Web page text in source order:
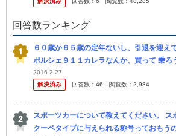
回答数ランキング
６０歳か６５歳の定年ないし、引退を迎え
ポルシェ９１１カレラなんか、買って 乗ろ
ますか？
2016.2.27
解決済み
回答数： 46 閲覧数： 2,984
スポーツカーについて教えてください。 ス
クーペタイプに与えられる称号っておもう